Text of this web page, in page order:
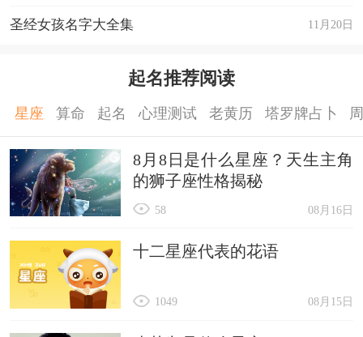
11月20日
圣经女孩名字大全集
起名推荐阅读
星座 算命 起名 心理测试 老黄历 塔罗牌占卜
8月8日是什么星座？天生主角
的狮子座性格揭秘
08月16日
58
十二星座代表的花语
08月15日
1049